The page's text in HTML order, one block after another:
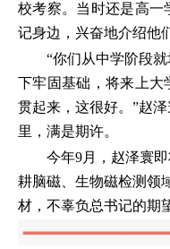
校考察。当时还是高一
记身边，兴奋地介绍他
“你们从中学阶段
下牢固基础，将来上大
贯起来，这很好。”赵
里，满是期许。
今年9月，赵泽寰
耕脑磁、生物磁检测领
材，不辜负总书记的期